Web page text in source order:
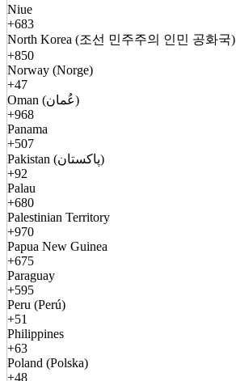
Niue
+683
North Korea (조선 민주주의 인민 공화국)
+850
Norway (Norge)
+47
Oman (عُمان)
+968
Panama
+507
Pakistan (پاکستان)
+92
Palau
+680
Palestinian Territory
+970
Papua New Guinea
+675
Paraguay
+595
Peru (Perú)
+51
Philippines
+63
Poland (Polska)
+48